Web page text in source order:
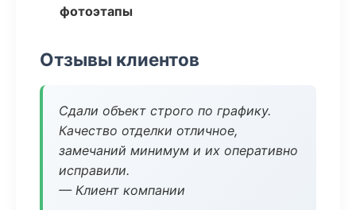
фотоэтапы
Отзывы клиентов
Сдали объект строго по графику.
Качество отделки отличное,
замечаний минимум и их оперативно
исправили.
— Клиент компании